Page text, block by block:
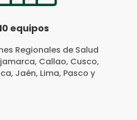
equipos
Regionales de Salud
Callao, Cusco,
Jaén, Lima, Pasco y